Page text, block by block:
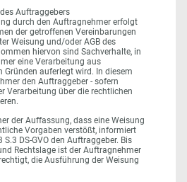
Auftraggebers
durch den Auftragnehmer erfolgt
der getroffenen Vereinbarungen
Weisung und/oder AGB des
hiervon sind Sachverhalte, in
eine Verarbeitung aus
Gründen auferlegt wird. In diesem
den Auftraggeber - sofern
Verarbeitung über die rechtlichen
der Auffassung, dass eine Weisung
Vorgaben verstößt, informiert
DS-GVO den Auftraggeber. Bis
Rechtslage ist der Auftragnehmer
die Ausführung der Weisung